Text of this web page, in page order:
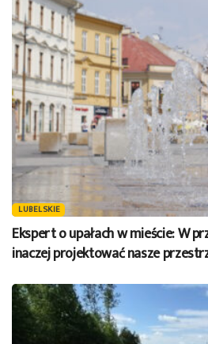
LUBELSKIE
Ekspert o upałach w mieście: W
inaczej projektować nasze